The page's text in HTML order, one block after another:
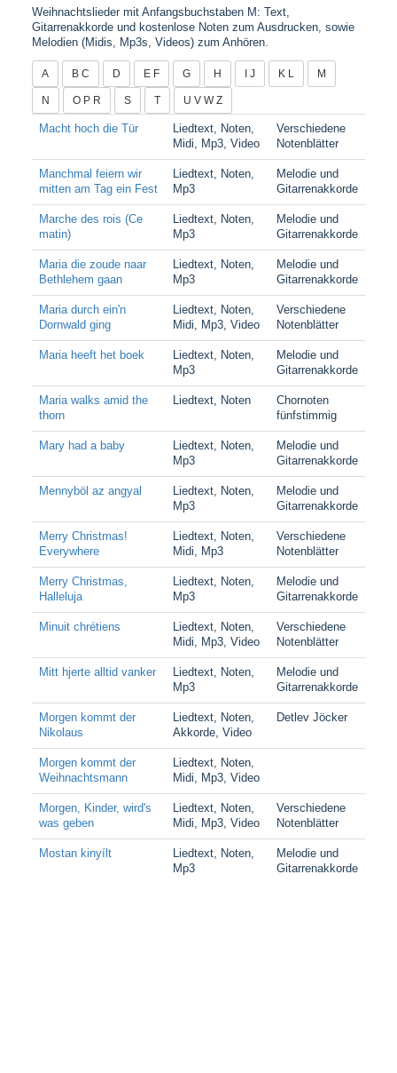
Weihnachtslieder mit Anfangsbuchstaben M: Text,
Gitarrenakkorde und kostenlose Noten zum Ausdrucken, sowie
Melodien (Midis, Mp3s, Videos) zum Anhören.
A B C D E F G H I J K L M
N O P R S T U V W Z
Macht hoch die Tür
Liedtext, Noten,
Midi, Mp3, Video
Verschiedene
Notenblätter
Manchmal feiern wir
mitten am Tag ein Fest
Liedtext, Noten,
Mp3
Melodie und
Gitarrenakkorde
Marche des rois (Ce
matin)
Liedtext, Noten,
Mp3
Melodie und
Gitarrenakkorde
Maria die zoude naar
Bethlehem gaan
Liedtext, Noten,
Mp3
Melodie und
Gitarrenakkorde
Maria durch ein'n
Dornwald ging
Liedtext, Noten,
Midi, Mp3, Video
Verschiedene
Notenblätter
Maria heeft het boek
Liedtext, Noten,
Mp3
Melodie und
Gitarrenakkorde
Maria walks amid the
thorn
Liedtext, Noten
Chornoten
fünfstimmig
Mary had a baby
Liedtext, Noten,
Mp3
Melodie und
Gitarrenakkorde
Mennyböl az angyal
Liedtext, Noten,
Mp3
Melodie und
Gitarrenakkorde
Merry Christmas!
Everywhere
Liedtext, Noten,
Midi, Mp3
Verschiedene
Notenblätter
Merry Christmas,
Halleluja
Liedtext, Noten,
Mp3
Melodie und
Gitarrenakkorde
Minuit chrétiens
Liedtext, Noten,
Midi, Mp3, Video
Verschiedene
Notenblätter
Mitt hjerte alltid vanker
Liedtext, Noten,
Mp3
Melodie und
Gitarrenakkorde
Morgen kommt der
Nikolaus
Liedtext, Noten,
Akkorde, Video
Detlev Jöcker
Morgen kommt der
Weihnachtsmann
Liedtext, Noten,
Midi, Mp3, Video
Morgen, Kinder, wird's
was geben
Liedtext, Noten,
Midi, Mp3, Video
Verschiedene
Notenblätter
Mostan kinyílt
Liedtext, Noten,
Mp3
Melodie und
Gitarrenakkorde